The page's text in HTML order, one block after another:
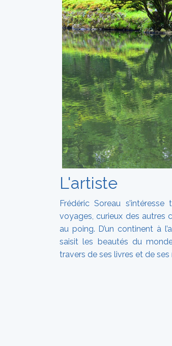
L'artiste
Frédéric Soreau
voyages, curieux des autres
au poing. D’un continent à
saisit les beautés du
travers de ses livres et de